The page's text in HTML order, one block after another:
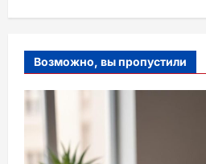
Возможно, вы пропустили